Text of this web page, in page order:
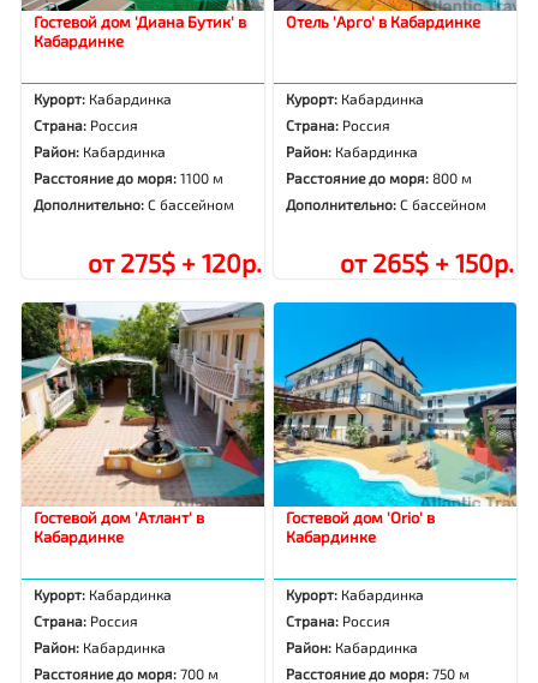
Гостевой дом 'Диана Бутик' в
Кабардинке
Курорт: Кабардинка
Страна: Россия
Район: Кабардинка
Расстояние до моря:1100 м
Дополнительно:С бассейном
от 275$ + 120р.
Отель 'Арго' в Кабардинке
Курорт: Кабардинка
Страна: Россия
Район: Кабардинка
Расстояние до моря:800 м
Дополнительно:С бассейном
от 265$ + 150р.
Гостевой дом 'Атлант' в
Кабардинке
Курорт: Кабардинка
Страна: Россия
Район: Кабардинка
Расстояние до моря:700 м
Гостевой дом 'Orio' в
Кабардинке
Курорт: Кабардинка
Страна: Россия
Район: Кабардинка
Расстояние до моря:750 м